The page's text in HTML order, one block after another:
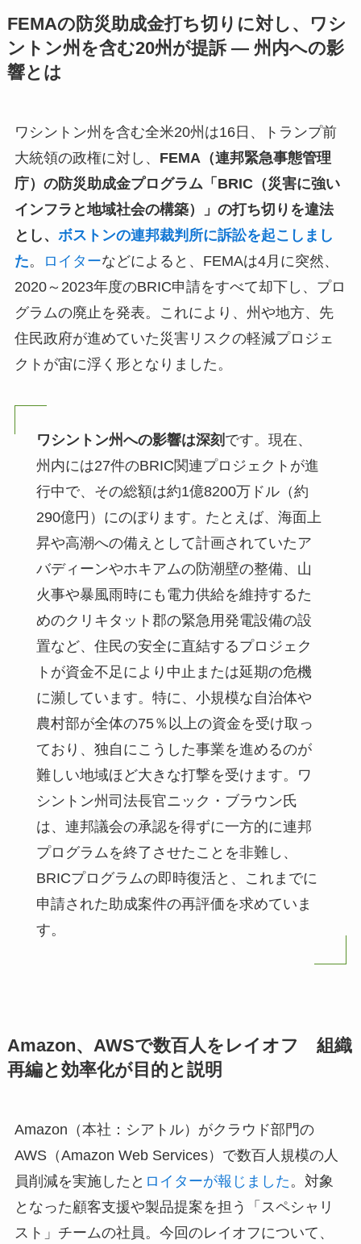
FEMAの防災助成金打ち切りに対し、ワシ
ントン州を含む20州が提訴 — 州内への影
響とは
ワシントン州を含む全米20州は16日、トランプ前
大統領の政権に対し、 FEMA（連邦緊急事態管理
庁）の防災助成金プログラム「BRIC（災害に強い
インフラと地域社会の構築）」の打ち切りを違法
とし、 ボストンの連邦裁判所に訴訟を起こしまし
た。 ロイターなどによると、FEMAは4月に突然、
2020～2023年度のBRIC申請をすべて却下し、プロ
グラムの廃止を発表。これにより、州や地方、先
住民政府が進めていた災害リスクの軽減プロジェ
クトが宙に浮く形となりました。
ワシントン州への影響は深刻 です。現在、
州内には27件のBRIC関連プロジェクトが進
行中で、その総額は約1億8200万ドル（約
290億円）にのぼります。たとえば、海面上
昇や高潮への備えとして計画されていたア
バディーンやホキアムの防潮壁の整備、山
火事や暴風雨時にも電力供給を維持するた
めのクリキタット郡の緊急用発電設備の設
置など、住民の安全に直結するプロジェク
トが資金不足により中止または延期の危機
に瀕しています。特に、小規模な自治体や
農村部が全体の75％以上の資金を受け取っ
ており、独自にこうした事業を進めるのが
難しい地域ほど大きな打撃を受けます。ワ
シントン州司法長官ニック・ブラウン氏
は、連邦議会の承認を得ずに一方的に連邦
プログラムを終了させたことを非難し、
BRICプログラムの即時復活と、これまでに
申請された助成案件の再評価を求めていま
す。
Amazon、AWSで数百人をレイオフ 組織
再編と効率化が目的と説明
Amazon（本社：シアトル）がクラウド部門の
AWS（Amazon Web Services）で数百人規模の人
員削減を実施したと ロイターが報じました。対象
となった顧客支援や製品提案を担う「スペシャリ
スト」チームの社員。今回のレイオフについて、